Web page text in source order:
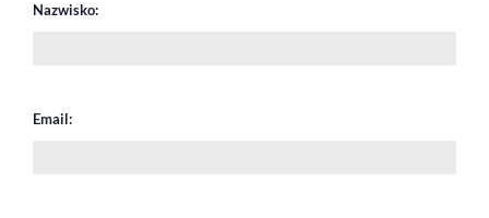
Nazwisko:
Email: